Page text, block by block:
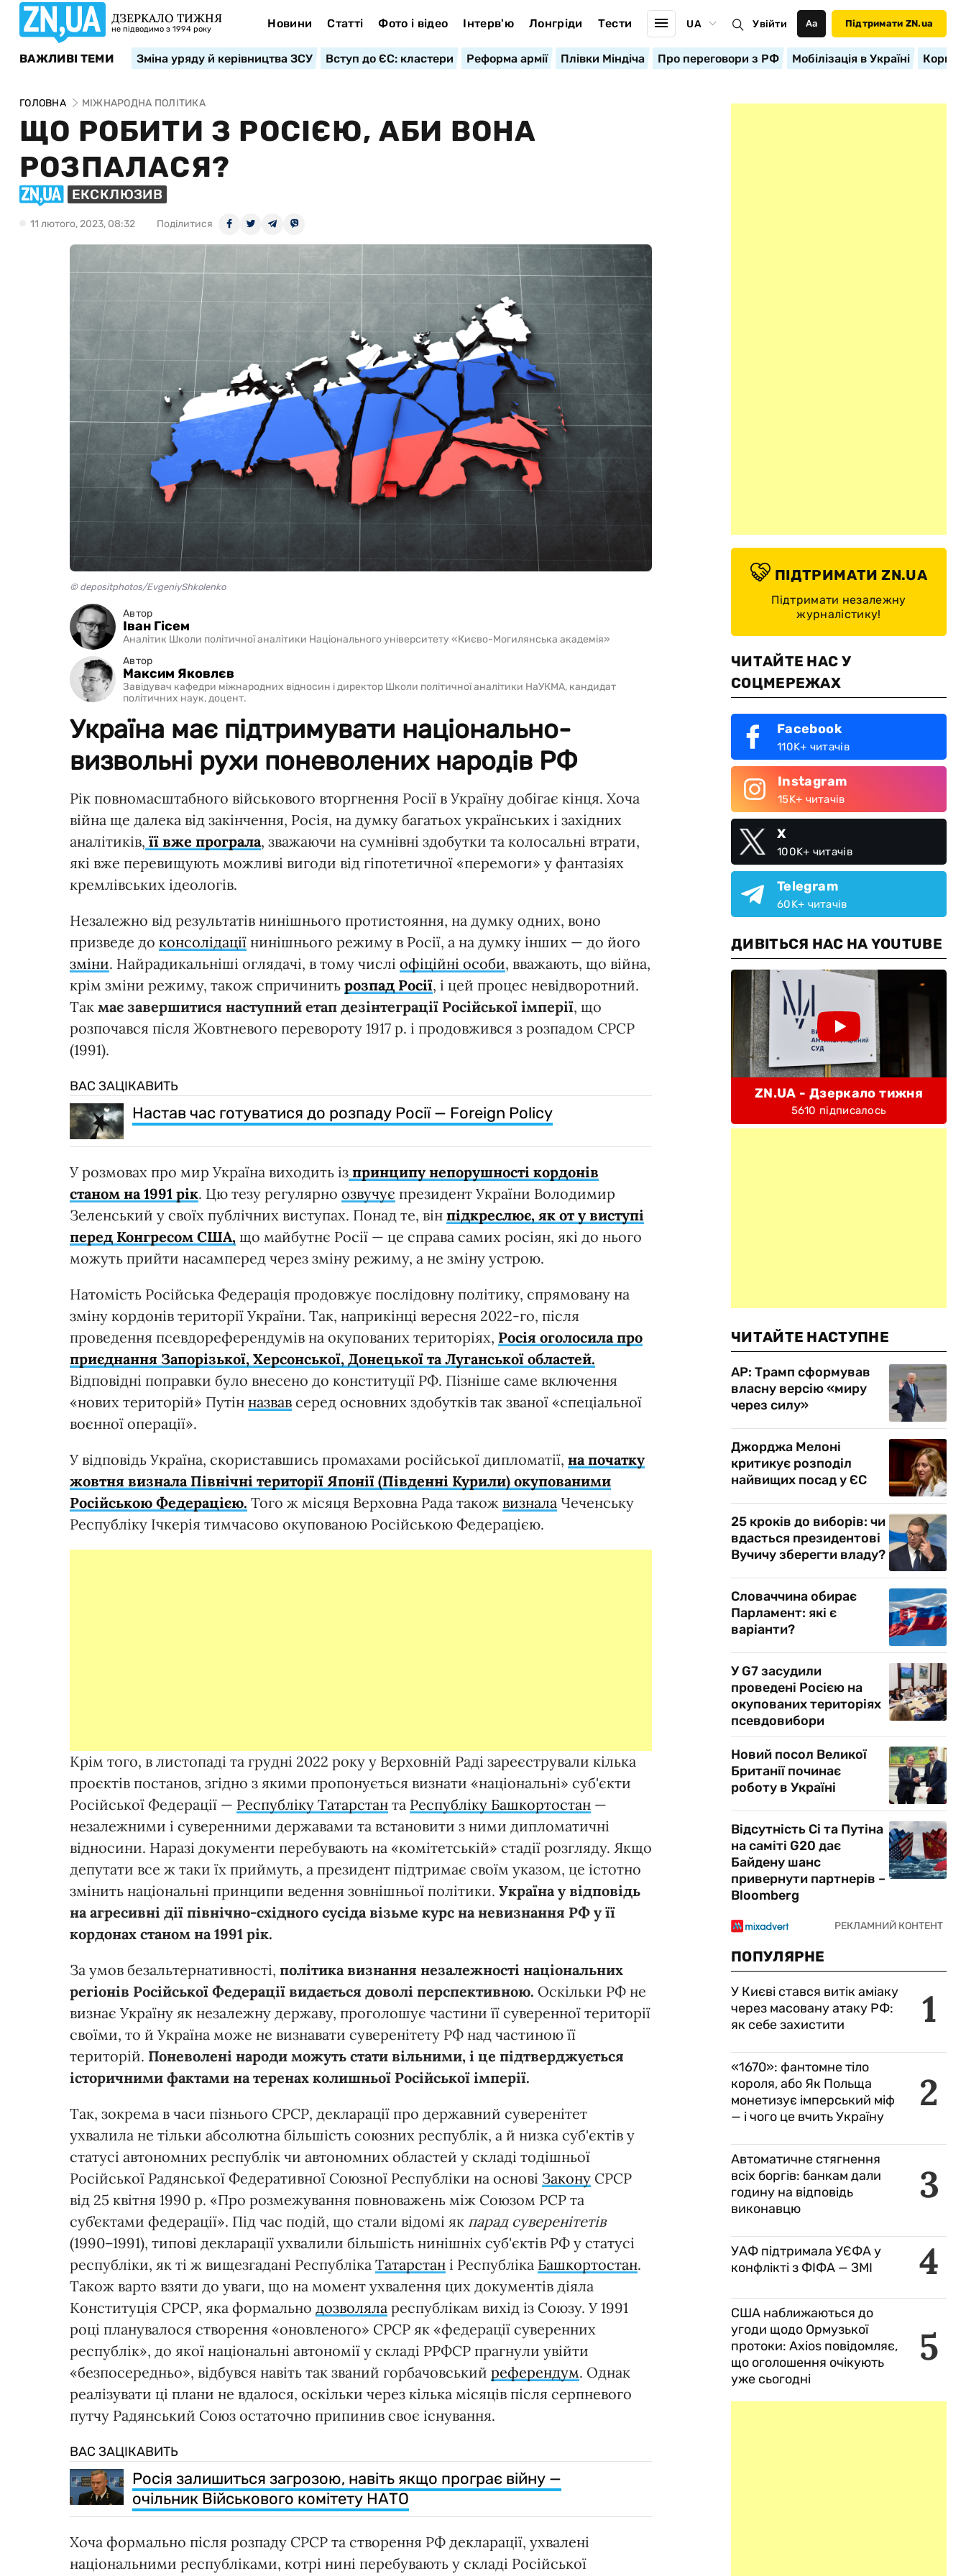
ДЗЕРКАЛО ТИЖНЯ
не підводимо з 1994 року Новини Статті Фото і відео Інтерв'ю Лонгріди Тести UA Увійти Аа Підтримати ZN.ua
ВАЖЛИВІ ТЕМИ Зміна уряду й керівництва ЗСУ Вступ до ЄС: кластери Реформа армії Плівки Міндіча Про переговори з РФ Мобілізація в Україні
ГОЛОВНА МІЖНАРОДНА ПОЛІТИКА
ЩО РОБИТИ З РОСІЄЮ, АБИ ВОНА
РОЗПАЛАСЯ?
ЕКСКЛЮЗИВ
11 лютого, 2023, 08:32 Поділитися
© depositphotos/EvgeniyShkolenko
Автор
Іван Гісем
Аналітик Школи політичної аналітики Національного університету «Києво-Могилянська академія»
Автор
Максим Яковлєв
Завідувач кафедри міжнародних відносин і директор Школи політичної аналітики НаУКМА, кандидат
політичних наук, доцент.
Україна має підтримувати національно-
визвольні рухи поневолених народів РФ
Рік повномасштабного військового вторгнення Росії в Україну добігає кінця. Хоча
війна ще далека від закінчення, Росія, на думку багатьох українських і західних
аналітиків, її вже програла, зважаючи на сумнівні здобутки та колосальні втрати,
які вже перевищують можливі вигоди від гіпотетичної «перемоги» у фантазіях
кремлівських ідеологів.
Незалежно від результатів нинішнього протистояння, на думку одних, воно
призведе до консолідації нинішнього режиму в Росії, а на думку інших — до його
зміни. Найрадикальніші оглядачі, в тому числі офіційні особи, вважають, що війна,
крім зміни режиму, також спричинить розпад Росії, і цей процес невідворотний.
Так має завершитися наступний етап дезінтеграції Російської імперії, що
розпочався після Жовтневого перевороту 1917 р. і продовжився з розпадом СРСР
(1991).
ВАС ЗАЦІКАВИТЬ
Настав час готуватися до розпаду Росії — Foreign Policy
У розмовах про мир Україна виходить із принципу непорушності кордонів
станом на 1991 рік. Цю тезу регулярно озвучує президент України Володимир
Зеленський у своїх публічних виступах. Понад те, він підкреслює, як от у виступі
перед Конгресом США, що майбутнє Росії — це справа самих росіян, які до нього
можуть прийти насамперед через зміну режиму, а не зміну устрою.
Натомість Російська Федерація продовжує послідовну політику, спрямовану на
зміну кордонів території України. Так, наприкінці вересня 2022-го, після
проведення псевдореферендумів на окупованих територіях, Росія оголосила про
приєднання Запорізької, Херсонської, Донецької та Луганської областей.
Відповідні поправки було внесено до конституції РФ. Пізніше саме включення
«нових територій» Путін назвав серед основних здобутків так званої «спеціальної
воєнної операції».
У відповідь Україна, скориставшись промахами російської дипломатії, на початку
жовтня визнала Північні території Японії (Південні Курили) окупованими
Російською Федерацією. Того ж місяця Верховна Рада також визнала Чеченську
Республіку Ічкерія тимчасово окупованою Російською Федерацією.
Крім того, в листопаді та грудні 2022 pоку у Верховній Раді зареєстрували кілька
проєктів постанов, згідно з якими пропонується визнати «національні» суб'єкти
Російської Федерації — Республіку Татарстан та Республіку Башкортостан —
незалежними і суверенними державами та встановити з ними дипломатичні
відносини. Наразі документи перебувають на «комітетській» стадії розгляду. Якщо
депутати все ж таки їх приймуть, а президент підтримає своїм указом, це істотно
змінить національні принципи ведення зовнішньої політики. Україна у відповідь
на агресивні дії північно-східного сусіда візьме курс на невизнання РФ у її
кордонах станом на 1991 рік.
За умов безальтернативності, політика визнання незалежності національних
регіонів Російської Федерації видається доволі перспективною. Оскільки РФ не
визнає Україну як незалежну державу, проголошує частини її суверенної території
своїми, то й Україна може не визнавати суверенітету РФ над частиною її
територій. Поневолені народи можуть стати вільними, і це підтверджується
історичними фактами на теренах колишньої Російської імперії.
Так, зокрема в часи пізнього СРСР, декларації про державний суверенітет
ухвалила не тільки абсолютна більшість союзних республік, а й низка суб'єктів у
статусі автономних республік чи автономних областей у складі тодішньої
Російської Радянської Федеративної Союзної Республіки на основі Закону СРСР
від 25 квітня 1990 р. «Про розмежування повноважень між Союзом РСР та
суб’єктами федерації». Під час подій, що стали відомі як парад суверенітетів
(1990–1991), типові декларації ухвалили більшість нинішніх суб'єктів РФ у статусі
республіки, як ті ж вищезгадані Республіка Татарстан і Республіка Башкортостан.
Також варто взяти до уваги, що на момент ухвалення цих документів діяла
Конституція СРСР, яка формально дозволяла республікам вихід із Союзу. У 1991
році планувалося створення «оновленого» СРСР як «федерації суверенних
республік», до якої національні автономії у складі РРФСР прагнули увійти
«безпосередньо», відбувся навіть так званий горбачовський референдум. Однак
реалізувати ці плани не вдалося, оскільки через кілька місяців після серпневого
путчу Радянський Союз остаточно припинив своє існування.
ВАС ЗАЦІКАВИТЬ
Росія залишиться загрозою, навіть якщо програє війну —
очільник Військового комітету НАТО
Хоча формально після розпаду СРСР та створення РФ декларації, ухвалені
національними республіками, котрі нині перебувають у складі Російської
ПІДТРИМАТИ ZN.UA
Підтримати незалежну
журналістику!
ЧИТАЙТЕ НАС У
СОЦМЕРЕЖАХ
Facebook
110K+ читачів
Instagram
15K+ читачів
X
100K+ читачів
Telegram
60K+ читачів
ДИВІТЬСЯ НАС НА YOUTUBE
ZN.UA - Дзеркало тижня
5610 підписалось
ЧИТАЙТЕ НАСТУПНЕ
AP: Трамп сформував
власну версію «миру
через силу»
Джорджа Мелоні
критикує розподіл
найвищих посад у ЄС
25 кроків до виборів: чи
вдасться президентові
Вучичу зберегти владу?
Словаччина обирає
Парламент: які є
варіанти?
У G7 засудили
проведені Росією на
окупованих територіях
псевдовибори
Новий посол Великої
Британії починає
роботу в Україні
Відсутність Сі та Путіна
на саміті G20 дає
Байдену шанс
привернути партнерів –
Bloomberg
ПОПУЛЯРНЕ
1
У Києві стався витік аміаку
через масовану атаку РФ:
як себе захистити
2
«1670»: фантомне тіло
короля, або Як Польща
монетизує імперський міф
— і чого це вчить Україну
3
Автоматичне стягнення
всіх боргів: банкам дали
годину на відповідь
виконавцю
4
УАФ підтримала УЄФА у
конфлікті з ФІФА — ЗМІ
5
США наближаються до
угоди щодо Ормузької
протоки: Axios повідомляє,
що оголошення очікують
уже сьогодні